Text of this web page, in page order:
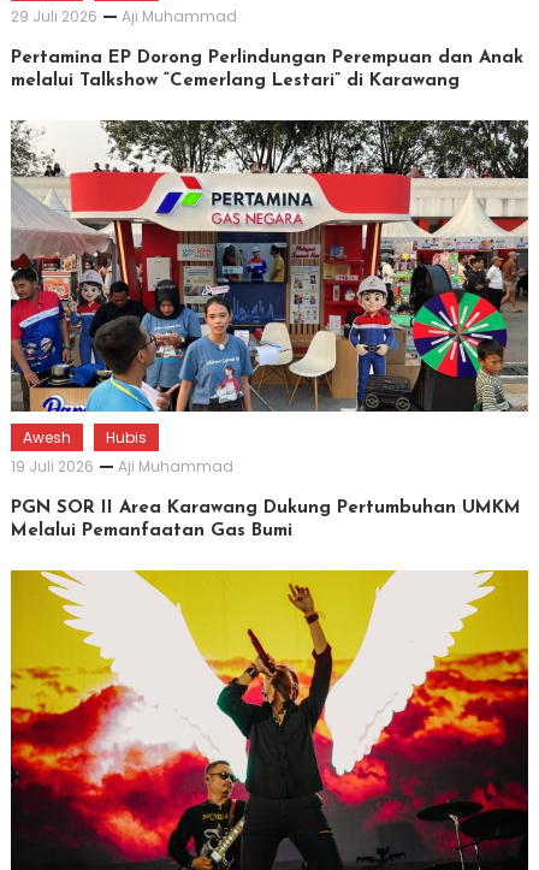
29 Juli 2026
Aji Muhammad
Pertamina EP Dorong Perlindungan Perempuan dan Anak
melalui Talkshow “Cemerlang Lestari” di Karawang
Awesh
Hubis
19 Juli 2026
Aji Muhammad
PGN SOR II Area Karawang Dukung Pertumbuhan UMKM
Melalui Pemanfaatan Gas Bumi